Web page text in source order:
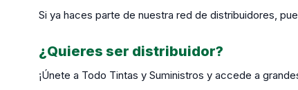
Si ya haces parte de nuestra red de distribuidores,
¿Quieres ser distribuidor?
¡Únete a Todo Tintas y Suministros y accede a